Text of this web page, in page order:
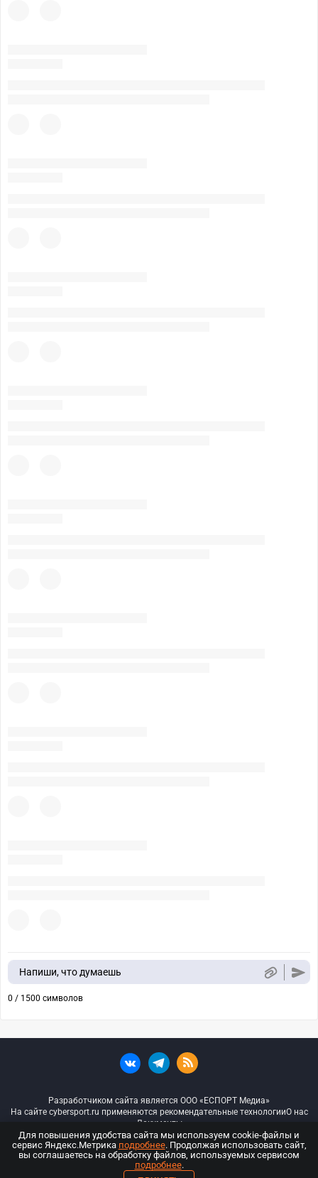
Напиши, что думаешь
0 / 1500 символов
Разработчиком сайта является ООО «ЕСПОРТ Медиа»
На сайте cybersport.ru применяются рекомендательные технологииО нас
Документы
© ООО «Киберспорт.ру» — Все права защищены
18+
Для повышения удобства сайта мы используем cookie-файлы и
сервис Яндекс.Метрика подробнее. Продолжая использовать сайт,
вы соглашаетесь на обработку файлов, используемых сервисом
подробнее.